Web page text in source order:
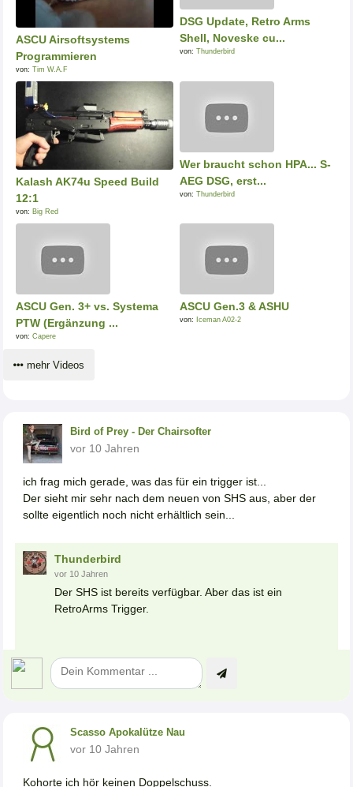
ASCU Airsoftsystems
Programmieren
von: Tim W.A.F
DSG Update, Retro Arms
Shell, Noveske cu...
von: Thunderbird
Kalash AK74u Speed Build
12:1
von: Big Red
Wer braucht schon HPA... S-
AEG DSG, erst...
von: Thunderbird
ASCU Gen. 3+ vs. Systema
PTW (Ergänzung ...
von: Capere
ASCU Gen.3 & ASHU
von: Iceman A02-2
mehr Videos
Bird of Prey - Der Chairsofter
vor 10 Jahren
ich frag mich gerade, was das für ein trigger ist...
Der sieht mir sehr nach dem neuen von SHS aus, aber der
sollte eigentlich noch nicht erhältlich sein...
Thunderbird
vor 10 Jahren
Der SHS ist bereits verfügbar. Aber das ist ein
RetroArms Trigger.
Scasso Apokalütze Nau
vor 10 Jahren
Kohorte ich hör keinen Doppelschuss.